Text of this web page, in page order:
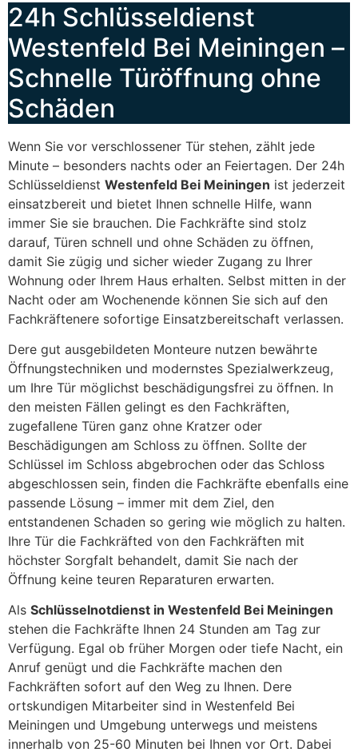
24h Schlüsseldienst
Westenfeld Bei Meiningen –
Schnelle Türöffnung ohne
Schäden
Wenn Sie vor verschlossener Tür stehen, zählt jede
Minute – besonders nachts oder an Feiertagen. Der 24h
Schlüsseldienst Westenfeld Bei Meiningen ist jederzeit
einsatzbereit und bietet Ihnen schnelle Hilfe, wann
immer Sie sie brauchen. Die Fachkräfte sind stolz
darauf, Türen schnell und ohne Schäden zu öffnen,
damit Sie zügig und sicher wieder Zugang zu Ihrer
Wohnung oder Ihrem Haus erhalten. Selbst mitten in der
Nacht oder am Wochenende können Sie sich auf den
Fachkräftenere sofortige Einsatzbereitschaft verlassen.
Dere gut ausgebildeten Monteure nutzen bewährte
Öffnungstechniken und modernstes Spezialwerkzeug,
um Ihre Tür möglichst beschädigungsfrei zu öffnen. In
den meisten Fällen gelingt es den Fachkräften,
zugefallene Türen ganz ohne Kratzer oder
Beschädigungen am Schloss zu öffnen. Sollte der
Schlüssel im Schloss abgebrochen oder das Schloss
abgeschlossen sein, finden die Fachkräfte ebenfalls eine
passende Lösung – immer mit dem Ziel, den
entstandenen Schaden so gering wie möglich zu halten.
Ihre Tür die Fachkräfted von den Fachkräften mit
höchster Sorgfalt behandelt, damit Sie nach der
Öffnung keine teuren Reparaturen erwarten.
Als Schlüsselnotdienst in Westenfeld Bei Meiningen
stehen die Fachkräfte Ihnen 24 Stunden am Tag zur
Verfügung. Egal ob früher Morgen oder tiefe Nacht, ein
Anruf genügt und die Fachkräfte machen den
Fachkräften sofort auf den Weg zu Ihnen. Dere
ortskundigen Mitarbeiter sind in Westenfeld Bei
Meiningen und Umgebung unterwegs und meistens
innerhalb von 25-60 Minuten bei Ihnen vor Ort. Dabei